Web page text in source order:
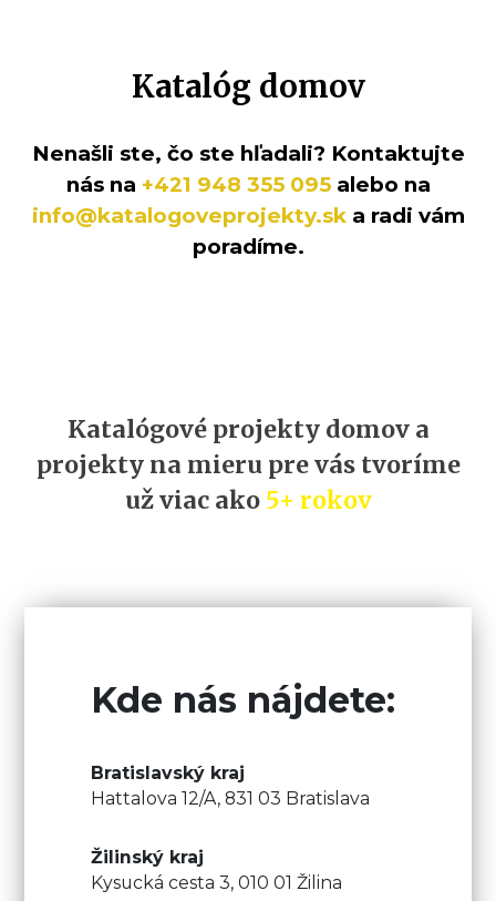
Katalóg domov
Nenašli ste, čo ste hľadali? Kontaktujte
nás na +421 948 355 095alebo na
info@katalogoveprojekty.ska radi vám
poradíme.
Katalógové projekty domov a
projekty na mieru pre vás tvoríme
už viac ako 5+ rokov
Kde nás nájdete:
Bratislavský kraj
Hattalova 12/A, 831 03 Bratislava
Žilinský kraj
Kysucká cesta 3, 010 01 Žilina